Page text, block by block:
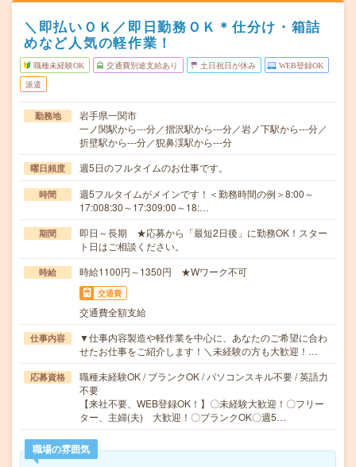
＼即払いＯＫ／即日勤務ＯＫ＊仕分け・箱詰
めなど人気の軽作業！
職種未経験OK 交通費別途支給あり 土日祝日が休み WEB登録OK
派遣
勤務地
岩手県一関市
一ノ関駅から---分／摺沢駅から---分／岩ノ下駅から---分／
折壁駅から---分／猊鼻渓駅から---分
曜日頻度 週5日のフルタイムのお仕事です。
時間
週5フルタイムがメインです！＜勤務時間の例＞8:00～
17:008:30～17:309:00～18:…
期間
即日～長期 ★応募から「最短2日後」に勤務OK！スター
ト日はご相談ください。
時給 時給1100円～1350円 ★Wワーク不可
交通費
交通費全額支給
仕事内容
▼仕事内容製造や軽作業を中心に、あなたのご希望に合わ
せたお仕事をご紹介します！＼未経験の方も大歓迎！…
応募資格
職種未経験OK / ブランクOK / パソコンスキル不要 / 英語力
不要
【来社不要、WEB登録OK！】〇未経験大歓迎！〇フリー
ター、主婦(夫) 大歓迎！〇ブランクOK〇週5…
職場の雰囲気